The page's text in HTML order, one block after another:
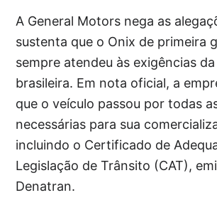
A General Motors nega as
sustenta que o Onix de primeira
sempre atendeu às exigências
brasileira. Em nota oficial, a
que o veículo passou por todas
necessárias para sua
incluindo o Certificado de
Legislação de Trânsito (CAT),
Denatran.